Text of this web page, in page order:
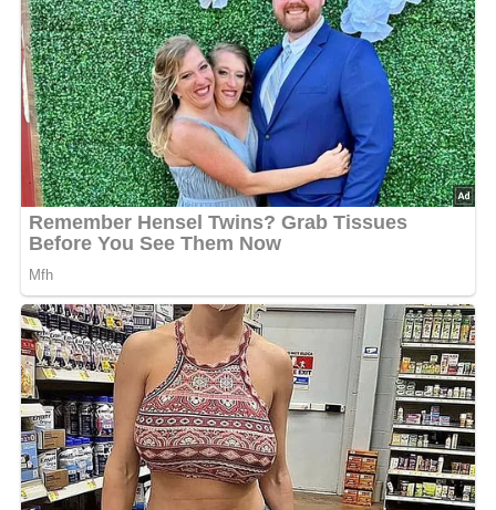
100 g Margarine
200 g Zucker
50 g Kakao
130 g Mehl
Salz
100 g Schokolade
1 Eßlöffel Butter
1 Päckchen Vanillinzucker
Dann hinterlasse doch bitte einen Kommentar am
Ende dieser Seite & auch eine Bewertung!
Und so wird es gemacht…
Für den Teig die zerlassene Margarine mit der Hälfte des
Zuckers und dem Kakao schaumig schlagen, Mehl und 1
Prise Salz zugeben. Von einer größeren Teigrolle dicke